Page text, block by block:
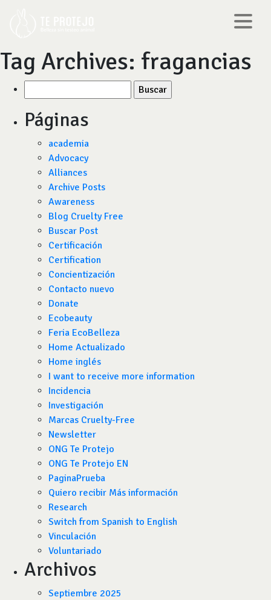
Tag Archives: fragancias
por:
Páginas
academia
Advocacy
Alliances
Archive Posts
Awareness
Blog Cruelty Free
Buscar Post
Certificación
Certification
Concientización
Contacto nuevo
Donate
Ecobeauty
Feria EcoBelleza
Home Actualizado
Home inglés
I want to receive more information
Incidencia
Investigación
Marcas Cruelty-Free
Newsletter
ONG Te Protejo
ONG Te Protejo EN
PaginaPrueba
Quiero recibir Más información
Research
Switch from Spanish to English
Vinculación
Voluntariado
Archivos
Septiembre 2025